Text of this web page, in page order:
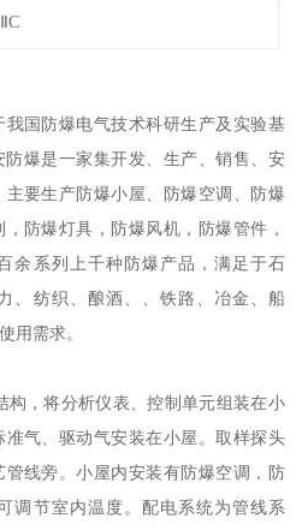
国防爆电气技术科研生产及实验基
爆是一家集开发、生产、销售、安
要生产防爆小屋、防爆空调、防爆
防爆灯具，防爆风机，防爆管件，
余系列上千种防爆产品，满足于石
、纺织、酿酒、、铁路、冶金、船
用需求。
构，将分析仪表、控制单元组装在小
气、驱动气安装在小屋。取样探头
线旁。小屋内安装有防爆空调，防
调节室内温度。配电系统为管线系